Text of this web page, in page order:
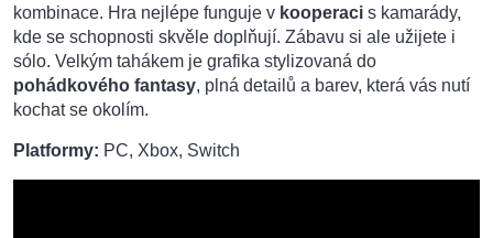
kombinace. Hra nejlépe funguje v kooperaci s kamarády,
kde se schopnosti skvěle doplňují. Zábavu si ale užijete i
sólo. Velkým tahákem je grafika stylizovaná do
pohádkového fantasy, plná detailů a barev, která vás nutí
kochat se okolím.
Platformy: PC, Xbox, Switch